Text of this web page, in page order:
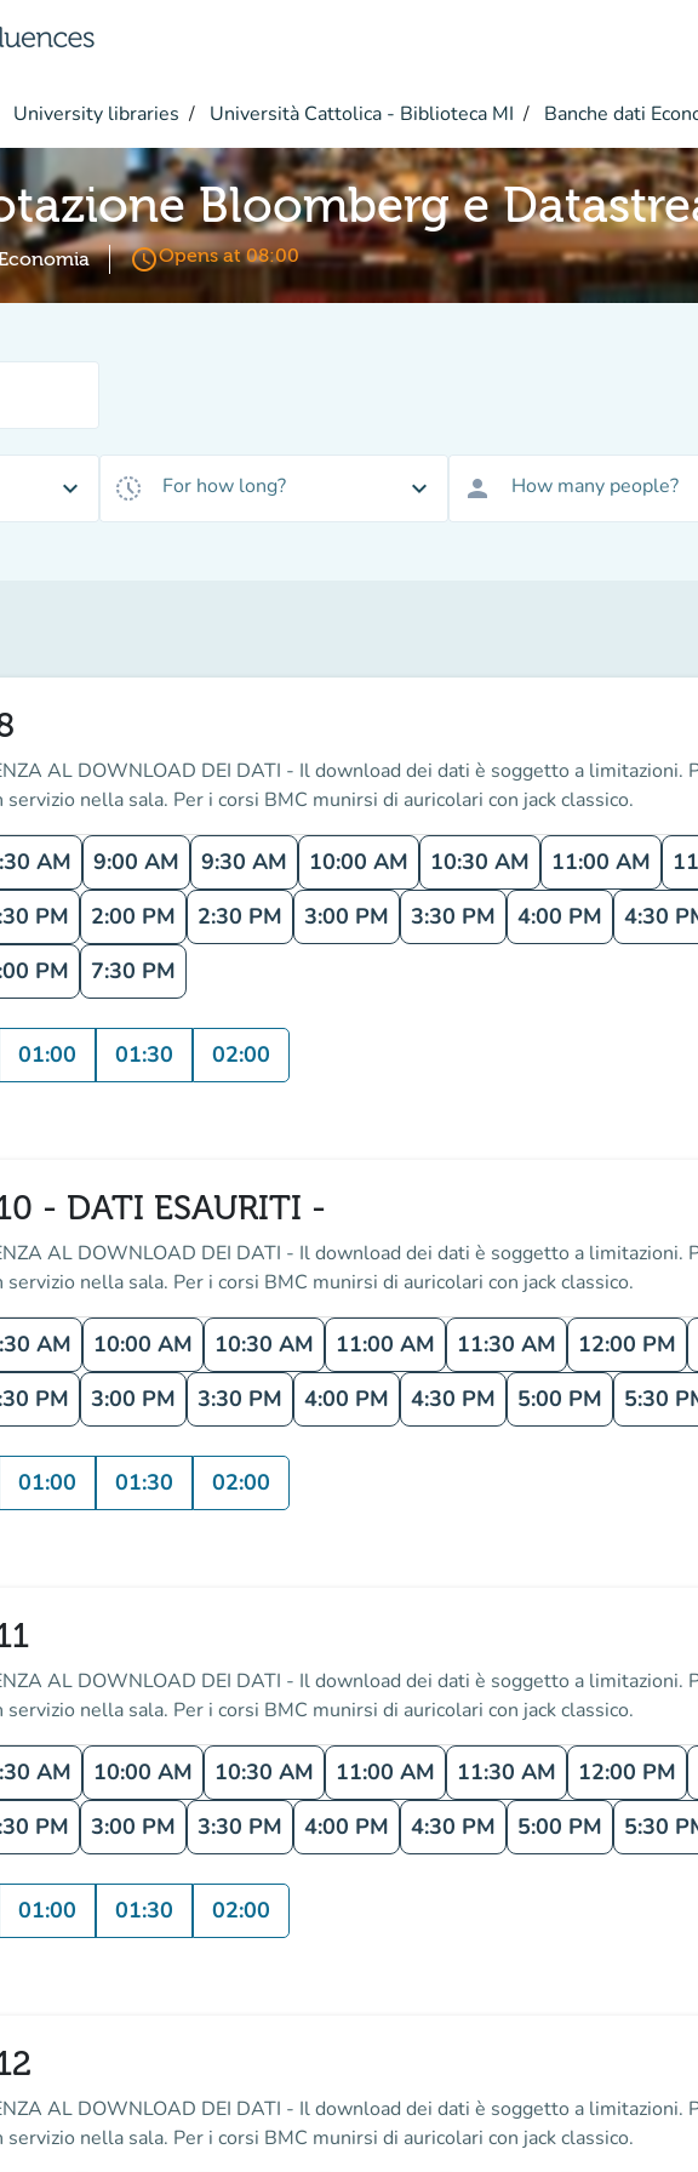
University libraries Università Cattolica - Biblioteca MI Banche dati
Bloomberg e
access_timeOpens at 08:00
expand_more history_toggle_off For how long? expand_more person How many people?
AL DOWNLOAD DEI DATI - Il download dei dati è soggetto a limitazioni.
nella sala. Per i corsi BMC munirsi di auricolari con jack classico.
AM 9:00 AM 9:30 AM 10:00 AM 10:30 AM 11:00 AM
PM 2:00 PM 2:30 PM 3:00 PM 3:30 PM 4:00 PM 4:30
PM 7:30 PM
01:00 01:30 02:00
- DATI ESAURITI -
AL DOWNLOAD DEI DATI - Il download dei dati è soggetto a limitazioni.
nella sala. Per i corsi BMC munirsi di auricolari con jack classico.
AM 10:00 AM 10:30 AM 11:00 AM 11:30 AM 12:00 PM
PM 3:00 PM 3:30 PM 4:00 PM 4:30 PM 5:00 PM 5:30
01:00 01:30 02:00
AL DOWNLOAD DEI DATI - Il download dei dati è soggetto a limitazioni.
nella sala. Per i corsi BMC munirsi di auricolari con jack classico.
AM 10:00 AM 10:30 AM 11:00 AM 11:30 AM 12:00 PM
PM 3:00 PM 3:30 PM 4:00 PM 4:30 PM 5:00 PM 5:30
01:00 01:30 02:00
AL DOWNLOAD DEI DATI - Il download dei dati è soggetto a limitazioni.
nella sala. Per i corsi BMC munirsi di auricolari con jack classico.